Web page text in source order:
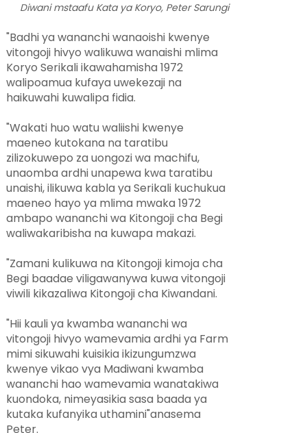
Diwani mstaafu Kata ya Koryo, Peter Sarungi
"Badhi ya wananchi wanaoishi kwenye
vitongoji hivyo walikuwa wanaishi mlima
Koryo Serikali ikawahamisha 1972
walipoamua kufaya uwekezaji na
haikuwahi kuwalipa fidia.
"Wakati huo watu waliishi kwenye
maeneo kutokana na taratibu
zilizokuwepo za uongozi wa machifu,
unaomba ardhi unapewa kwa taratibu
unaishi, ilikuwa kabla ya Serikali kuchukua
maeneo hayo ya mlima mwaka 1972
ambapo wananchi wa Kitongoji cha Begi
waliwakaribisha na kuwapa makazi.
"Zamani kulikuwa na Kitongoji kimoja cha
Begi baadae viligawanywa kuwa vitongoji
viwili kikazaliwa Kitongoji cha Kiwandani.
"Hii kauli ya kwamba wananchi wa
vitongoji hivyo wamevamia ardhi ya Farm
mimi sikuwahi kuisikia ikizungumzwa
kwenye vikao vya Madiwani kwamba
wananchi hao wamevamia wanatakiwa
kuondoka, nimeyasikia sasa baada ya
kutaka kufanyika uthamini"anasema
Peter.